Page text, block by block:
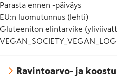
Parasta ennen -päiväys
EU:n luomutunnus (lehti)
Gluteeniton elintarvike
Ravintoarvo- ja